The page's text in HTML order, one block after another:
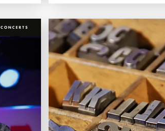
CONCERTS